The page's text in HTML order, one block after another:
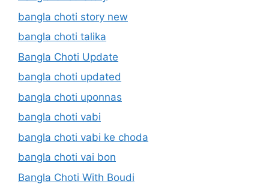
bangla choti story new
bangla choti talika
Bangla Choti Update
bangla choti updated
bangla choti uponnas
bangla choti vabi
bangla choti vabi ke choda
bangla choti vai bon
Bangla Choti With Boudi